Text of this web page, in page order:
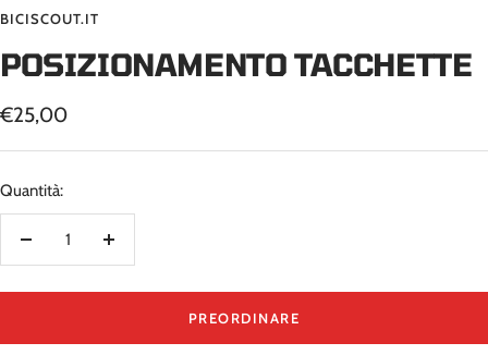
BICISCOUT.IT
POSIZIONAMENTO TACCHETTE
Prezzo
di
vendita
€25,00
Quantità:
Diminuire
Aumenta
PREORDINARE